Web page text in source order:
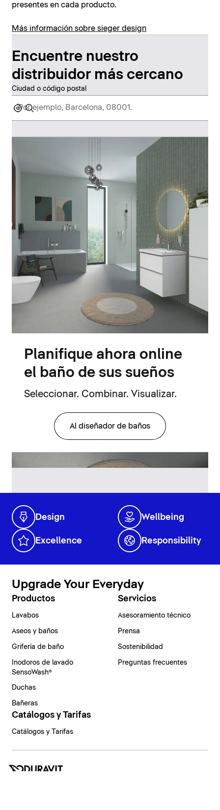
presentes en cada producto.
Más información sobre sieger design
Encuentre nuestro
distribuidor más cercano
Ciudad o código postal
Planifique ahora online
el baño de sus sueños
Seleccionar. Combinar. Visualizar.
Al diseñador de baños
Design Wellbeing
Excellence Responsibility
Upgrade Your Everyday
Productos
Lavabos
Aseos y baños
Grifería de baño
Inodoros de lavado
SensoWash®
Duchas
Bañeras
Servicios
Asesoramiento técnico
Prensa
Sostenibilidad
Preguntas frecuentes
Catálogos y Tarifas
Catálogos y Tarifas